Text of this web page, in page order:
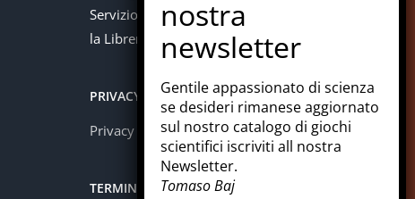
Servizio offerto in collaborazione con
la Libreria Colosi di Messina.
PRIVACY
Privacy policy
TERMINI E CONDIZIONI
Gentile appassionato di scienza
se desideri rimanese aggiornato
sul nostro catalogo di giochi
scientifici iscriviti all nostra
Newsletter.
Tomaso Baj